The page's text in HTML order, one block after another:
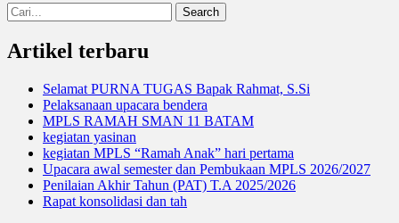
Search
for:
Artikel terbaru
Selamat PURNA TUGAS Bapak Rahmat, S.Si
Pelaksanaan upacara bendera
MPLS RAMAH SMAN 11 BATAM
kegiatan yasinan
kegiatan MPLS “Ramah Anak” hari pertama
Upacara awal semester dan Pembukaan MPLS 2026/2027
Penilaian Akhir Tahun (PAT) T.A 2025/2026
Rapat konsolidasi dan tah